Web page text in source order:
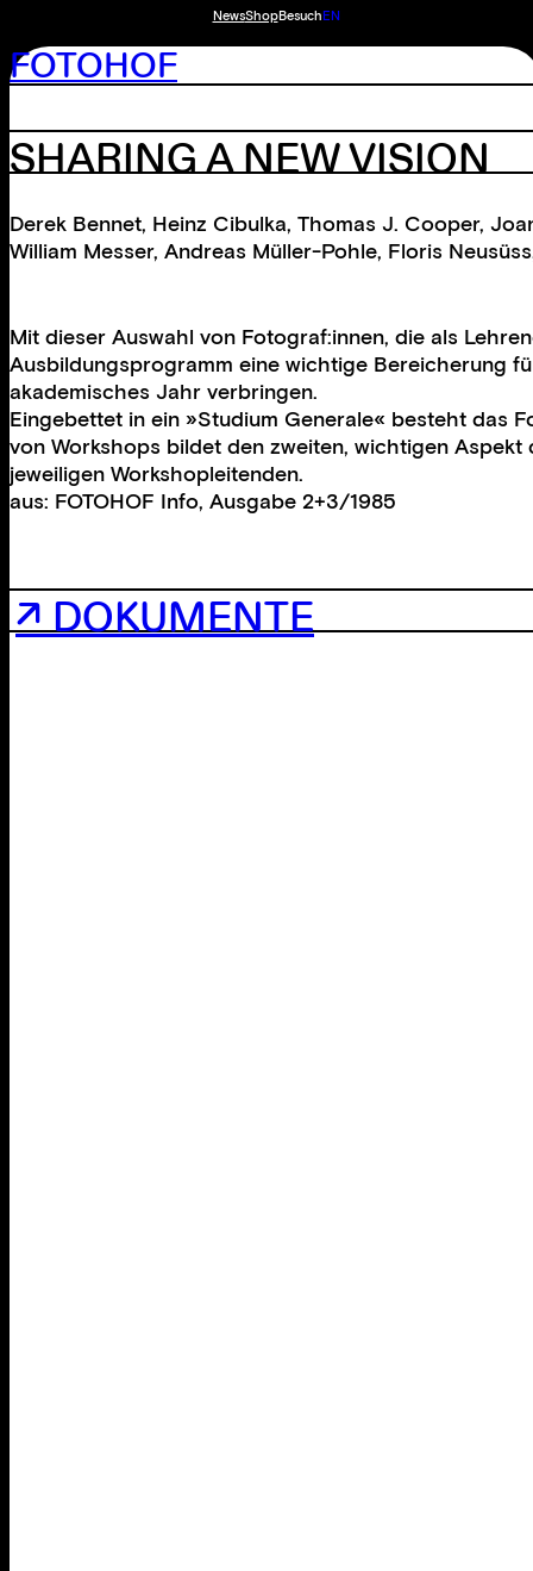
NewsShopBesuchEN
FOTOHOF
SHARING A NEW VISION
Derek Bennet, Heinz Cibulka, Thomas J. Cooper,
William Messer, Andreas Müller-Pohle, Floris Neusüss
Mit dieser Auswahl von Fotograf:innen, die als
Ausbildungsprogramm eine wichtige Bereicherung
akademisches Jahr verbringen.
Eingebettet in ein »Studium Generale« besteht das
von Workshops bildet den zweiten, wichtigen
jeweiligen Workshopleitenden.
aus: FOTOHOF Info, Ausgabe 2+3/1985
↗ DOKUMENTE